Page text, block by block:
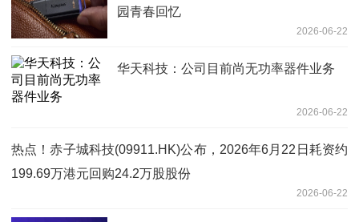
园青春回忆
2026-06-22
华天科技：公司目前尚无功率器件业务
2026-06-22
热点！赤子城科技(09911.HK)公布，2026年6月22日耗资约
199.69万港元回购24.2万股股份
2026-06-22